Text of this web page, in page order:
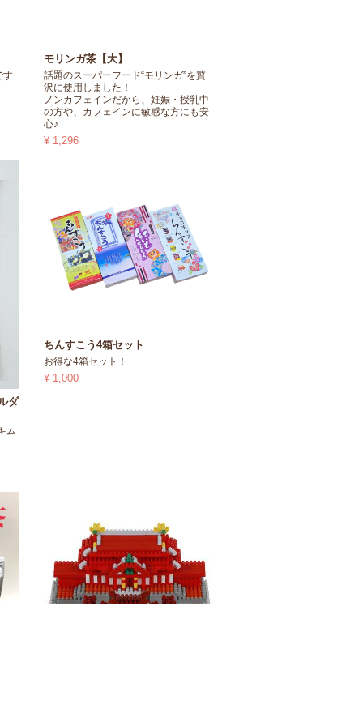
す
モリンガ茶【大】
話題のスーパーフード“モリンガ”を贅
沢に使用しました！
ノンカフェインだから、妊娠・授乳中
の方や、カフェインに敏感な方にも安
心♪
¥ 1,296
ダ
ム
ちんすこう4箱セット
お得な4箱セット！
¥ 1,000